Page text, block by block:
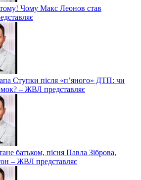
Чому Макс Леонов став
Ступки після «п’яного» ДТП: чи
– ЖВЛ представляє
батьком, пісня Павла Зіброва,
– ЖВЛ представляє